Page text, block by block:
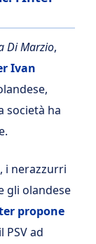
Di Marzio,
Ivan
società ha
i nerazzurri
gli olandese
propone
PSV ad